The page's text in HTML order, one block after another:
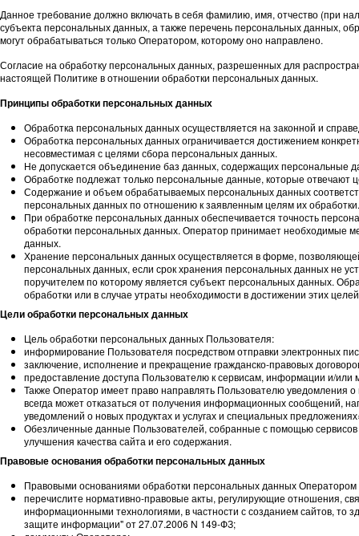
Данное требование должно включать в себя фамилию, имя, отчество (при
субъекта персональных данных, а также перечень персональных данных,
могут обрабатываться только Оператором, которому оно направлено.
Согласие на обработку персональных данных, разрешенных для
настоящей Политике в отношении обработки персональных данных.
Принципы обработки персональных данных
Обработка персональных данных осуществляется на законной и
Обработка персональных данных ограничивается достижением
несовместимая с целями сбора персональных данных.
Не допускается объединение баз данных, содержащих персональные
Обработке подлежат только персональные данные, которые отвечают
Содержание и объем обрабатываемых персональных данных
персональных данных по отношению к заявленным целям их обработки.
При обработке персональных данных обеспечивается точность
обработки персональных данных. Оператор принимает необходимые
данных.
Хранение персональных данных осуществляется в форме,
персональных данных, если срок хранения персональных данных не
поручителем по которому является субъект персональных данных.
обработки или в случае утраты необходимости в достижении этих
Цели обработки персональных данных
Цель обработки персональных данных Пользователя:
информирование Пользователя посредством отправки электронных
заключение, исполнение и прекращение гражданско-правовых
предоставление доступа Пользователю к сервисам, информации и/
Также Оператор имеет право направлять Пользователю уведомления
всегда может отказаться от получения информационных сообщений,
уведомлений о новых продуктах и услугах и специальных
Обезличенные данные Пользователей, собранные с помощью
улучшения качества сайта и его содержания.
Правовые основания обработки персональных данных
Правовыми основаниями обработки персональных данных Оператором
перечислите нормативно-правовые акты, регулирующие отношения,
информационными технологиями, в частности с созданием сайтов,
защите информации" от 27.07.2006 N 149-ФЗ;